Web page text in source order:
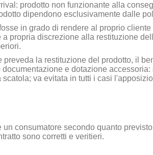
prodotto non funzionante alla
dipendono esclusivamente dalle
in grado di rendere al proprio
a propria discrezione alla restituzione
la restituzione del prodotto, il
e dotazione
va evitata in tutti i casi
un consumatore secondo quanto
sono corretti e veritieri.